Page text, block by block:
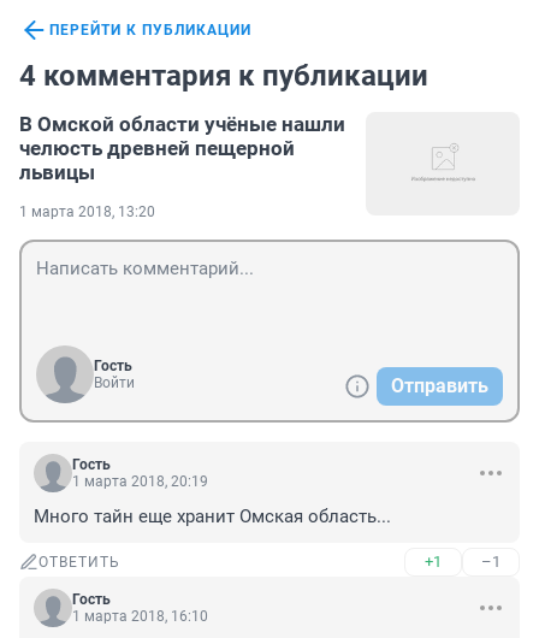
ПЕРЕЙТИ К ПУБЛИКАЦИИ
4 комментария к публикации
В Омской области учёные нашли
челюсть древней пещерной
львицы
1 марта 2018, 13:20
Гость
Войти
Отправить
Гость
1 марта 2018, 20:19
Много тайн еще хранит Омская область...
ОТВЕТИТЬ +1 –1
Гость
1 марта 2018, 16:10